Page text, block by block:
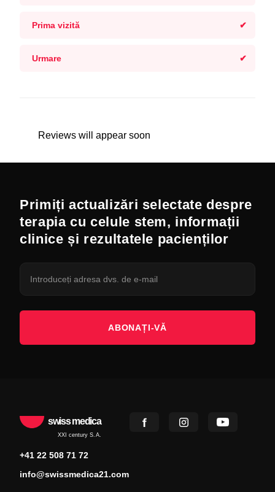
Prima vizită
Urmare
Reviews will appear soon
Primiți actualizări selectate despre
terapia cu celule stem, informații
clinice și rezultatele pacienților
ABONAȚI-VĂ
swiss medica
XXI century S.A.
+41 22 508 71 72
info@swissmedica21.com